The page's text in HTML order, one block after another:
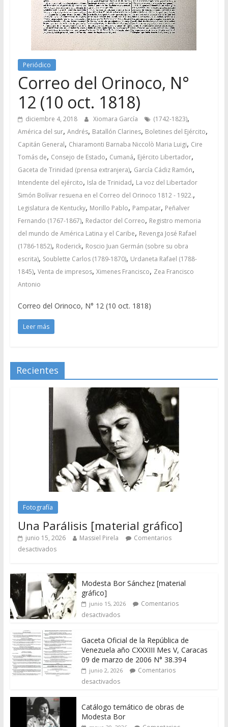
Periódico
Correo del Orinoco, N°
12 (10 oct. 1818)
diciembre 4, 2018 Xiomara García (1742-1823),
América del sur, Andrés, Batallón Clarines, Boletines del Ejército,
Capitán General, Chiaramonti Barnaba Niccolò Maria Luigi, Cire
Tomás de, Consejo de Estado, Cumaná, Ejército Libertador,
Gaceta de Trinidad (prensa extranjera), García Cádiz Ramón,
Intendente del ejército, Isla de Trinidad, La voz del Libertador
Simón Bolívar resuena en el Correo del Orinoco 1812 - 1922.,
Legislatura de Kentucky, Morillo Pablo, Pampatar, Peñalver
Fernando (1767-1867), Redactor del Correo, Registro memoria
del mundo de América Latina y el Caribe, Revenga José Rafael
(1786-1852), Roderick, Roscio Juan Germán (sobre su obra
escrita), Soublette Carlos (1789-1870), Urdaneta Rafael (1788-
1845), Venta de impresos, Ximenes Francisco, Zea Francisco
Antonio
Correo del Orinoco, N° 12 (10 oct. 1818)
Leer más
Recientes
Fotografía
Una Parálisis [material gráfico]
junio 15, 2026 Massiel Pirela
Comentarios
desactivados
Modesta Bor Sánchez [material
gráfico]
junio 15, 2026
Comentarios
desactivados
Gaceta Oficial de la República de
Venezuela año CXXXIII Mes V, Caracas
09 de marzo de 2006 N° 38.394
junio 2, 2026
Comentarios
desactivados
Catálogo temático de obras de
Modesta Bor